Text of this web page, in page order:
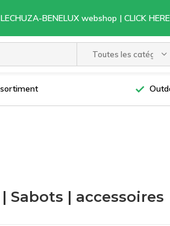
Toutes les catégories
BENELUX webshop | CLICK
Sabots | accessoires